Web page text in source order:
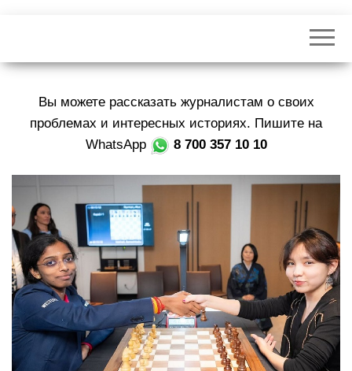
к
р
в
а
ц
и
ю
Вы можете рассказать журналистам о своих
проблемах и интересных историях. Пишите на
WhatsApp
8 700 357 10 10